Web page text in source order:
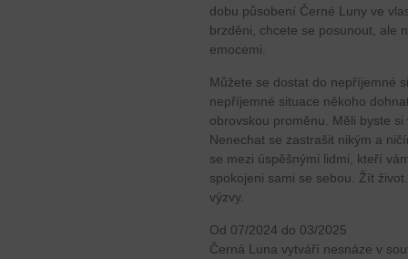
dobu působení Černé Luny ve
brzděni, chcete se posunout, ale
emocemi.
Můžete se dostat do nepříjemné
nepříjemné situace někoho
obrovskou proměnu. Měli byste
Nenechat se zastrašit nikým a
se mezi úspěšnými lidmi, kteří
spokojeni sami se sebou. Žít
výzvy.
Od 07/2024 do 03/2025
Černá Luna vytváří nesnáze v